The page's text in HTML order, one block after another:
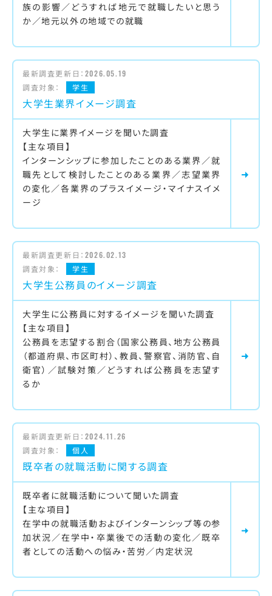
族の影響／どうすれば地元で就職したいと思う
か／地元以外の地域での就職
最新調査更新日： 2026.05.19
調査対象：
学生
大学生業界イメージ調査
大学生に業界イメージを聞いた調査
【主な項目】
インターンシップに参加したことのある業界／就
職先として検討したことのある業界／志望業界
の変化／各業界のプラスイメージ・マイナスイメ
ージ
最新調査更新日： 2026.02.13
調査対象：
学生
大学生公務員のイメージ調査
大学生に公務員に対するイメージを聞いた調査
【主な項目】
公務員を志望する割合（国家公務員、地方公務員
（都道府県、市区町村）、教員、警察官、消防官、自
衛官）／試験対策／どうすれば公務員を志望す
るか
最新調査更新日： 2024.11.26
調査対象：
個人
既卒者の就職活動に関する調査
既卒者に就職活動について聞いた調査
【主な項目】
在学中の就職活動およびインターンシップ等の参
加状況／在学中・卒業後での活動の変化／既卒
者としての活動への悩み・苦労／内定状況